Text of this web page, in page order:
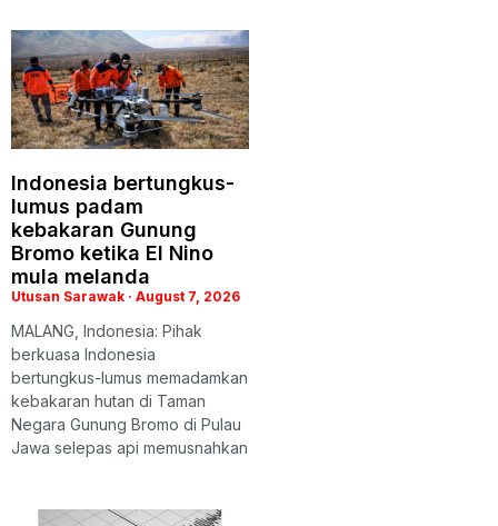
Indonesia bertungkus-
lumus padam
kebakaran Gunung
Bromo ketika El Nino
mula melanda
Utusan Sarawak August 7, 2026
MALANG, Indonesia: Pihak
berkuasa Indonesia
bertungkus-lumus memadamkan
kebakaran hutan di Taman
Negara Gunung Bromo di Pulau
Jawa selepas api memusnahkan